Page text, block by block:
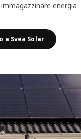
energia
Svea Solar